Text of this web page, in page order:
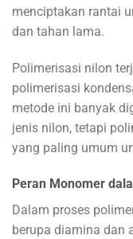
menciptakan rantai
dan tahan lama.
Polimerisasi nilon
polimerisasi
metode ini banyak
jenis nilon, tetapi
yang paling umum
Peran Monomer
Dalam proses
berupa diamina dan